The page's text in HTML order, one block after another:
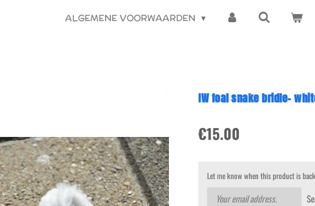
ALGEMENE VOORWAARDEN
IW foal snake bridle-
€15.00
Let me know when this product is